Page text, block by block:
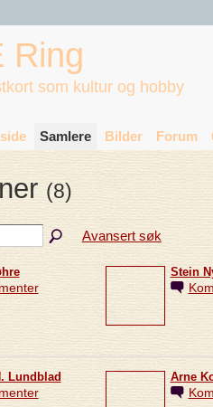
Ring
som kultur og hobby
Samlere Bilder Forum
(8)
Avansert søk
Stein
Lundblad Arne